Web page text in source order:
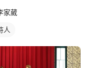
家葳
人